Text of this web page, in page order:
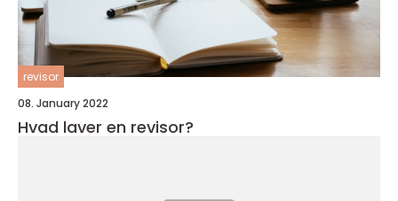
revisor
08. January 2022
Hvad laver en revisor?